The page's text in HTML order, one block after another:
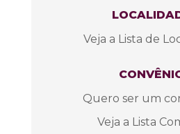
Veja a Lista de
Quero ser um
Veja a Lista